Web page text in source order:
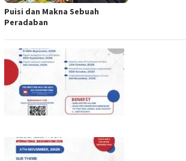
Puisi dan Makna Sebuah
Peradaban